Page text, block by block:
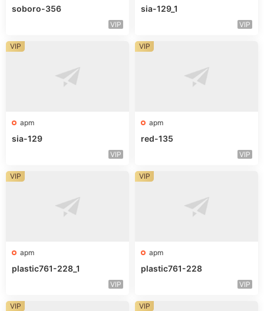
soboro-356
VIP
sia-129_1
VIP
apm
sia-129
VIP
VIP
apm
red-135
VIP
VIP
apm
plastic761-228_1
VIP
VIP
apm
plastic761-228
VIP
VIP
VIP VIP